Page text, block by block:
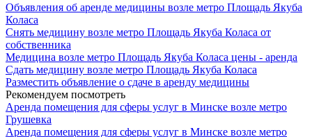
Объявления об аренде медицины возле метро Площадь Якуба
Коласа
Снять медицину возле метро Площадь Якуба Коласа от
собственника
Медицина возле метро Площадь Якуба Коласа цены - аренда
Сдать медицину возле метро Площадь Якуба Коласа
Разместить объявление о сдаче в аренду медицины
Рекомендуем посмотреть
Аренда помещения для сферы услуг в Минске возле метро
Грушевка
Аренда помещения для сферы услуг в Минске возле метро